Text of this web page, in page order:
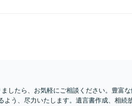
したら、お気軽にご相談ください。豊富
う、尽力いたします。遺言書作成、相続